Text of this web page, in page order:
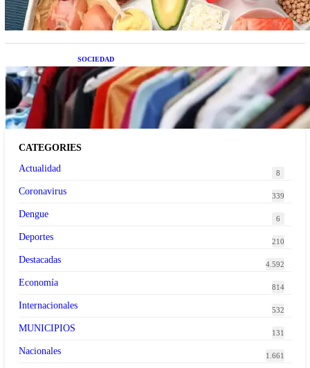
SOCIEDAD
Las grandes marcas globales se suman a la
tendencia de la ropa de segunda mano premium
CATEGORIES
Actualidad
8
Coronavirus 339
Dengue 6
Deportes 210
Destacadas 4.592
Economía 814
Internacionales 532
MUNICIPIOS 131
Nacionales 1.661